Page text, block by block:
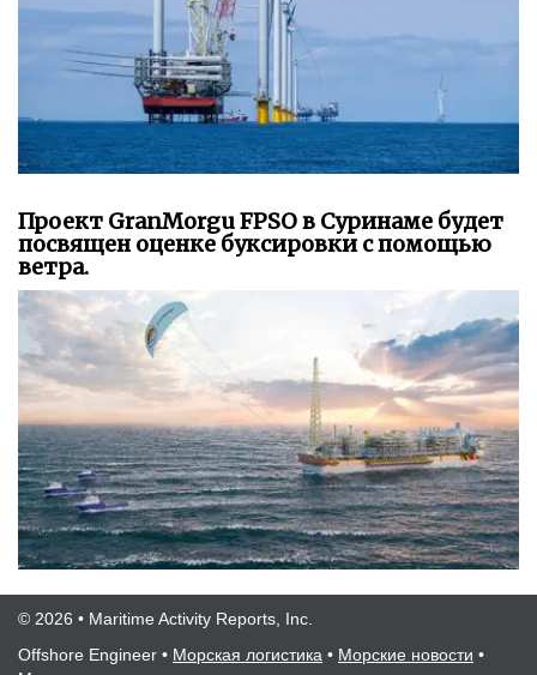
Проект GranMorgu FPSO в Суринаме будет
посвящен оценке буксировки с помощью
ветра.
© 2026 • Maritime Activity Reports, Inc.
Offshore Engineer • Морская логистика • Морские новости •